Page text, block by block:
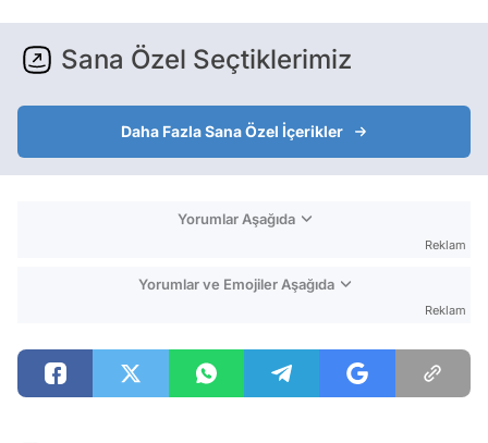
Sana Özel Seçtiklerimiz
Daha Fazla Sana Özel İçerikler
Yorumlar Aşağıda
Reklam
Yorumlar ve Emojiler Aşağıda
Reklam